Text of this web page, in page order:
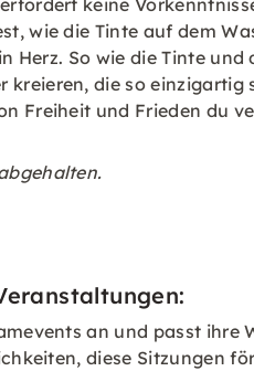
keine
wie die Tinte auf dem
Herz. So wie die Tinte
die so
Freiheit und Frieden du
an und passt
diese Sitzungen